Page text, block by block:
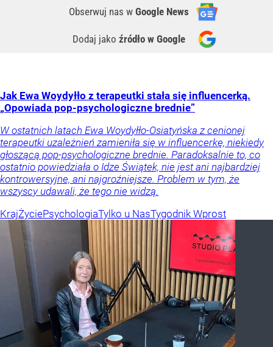
Obserwuj nas w Google News
Dodaj jako źródło w Google
Jak Ewa Woydyłło z terapeutki stała się influencerką.
„Opowiada pop-psychologiczne brednie”
W ostatnich latach Ewa Woydyłło-Osiatyńska z cenionej
terapeutki uzależnień zamieniła się w influencerkę, niekiedy
głoszącą pop-psychologiczne brednie. Paradoksalnie to, co
ostatnio powiedziała o Idze Świątek, nie jest ani najbardziej
kontrowersyjne, ani najgroźniejsze. Problem w tym, że
wszyscy udawali, że tego nie widzą.
KrajŻyciePsychologiaTylko u NasTygodnik Wprost